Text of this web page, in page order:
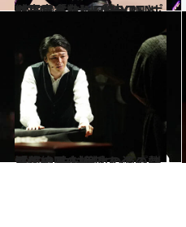
2023.9.8
【写真多数】ENHYPENが来日「SUNGHOONと納豆定食を」 「結-YOU-」ショーケースレポ
カルチャー
2023.2.24
「僕の耳を返してくれ！」 中村倫也の滴る汗、絶叫、絶望―― 『劇場版 ルードヴィヒ』の熱演
カルチャー